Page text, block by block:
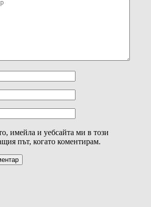
имейла и уебсайта ми в този
път, когато коментирам.